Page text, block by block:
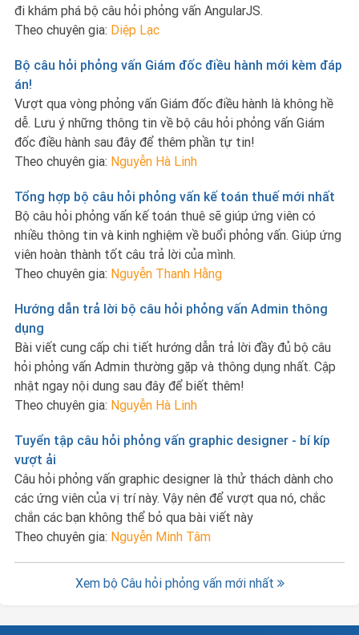
đi khám phá bộ câu hỏi phỏng vấn AngularJS.
Theo chuyên gia: Diệp Lạc
Bộ câu hỏi phỏng vấn Giám đốc điều hành mới kèm đáp
án!
Vượt qua vòng phỏng vấn Giám đốc điều hành là không hề
dễ. Lưu ý những thông tin về bộ câu hỏi phỏng vấn Giám
đốc điều hành sau đây để thêm phần tự tin!
Theo chuyên gia: Nguyễn Hà Linh
Tổng hợp bộ câu hỏi phỏng vấn kế toán thuế mới nhất
Bộ câu hỏi phỏng vấn kế toán thuê sẽ giúp ứng viên có
nhiều thông tin và kinh nghiệm về buổi phỏng vấn. Giúp ứng
viên hoàn thành tốt câu trả lời của mình.
Theo chuyên gia: Nguyễn Thanh Hằng
Hướng dẫn trả lời bộ câu hỏi phỏng vấn Admin thông
dụng
Bài viết cung cấp chi tiết hướng dẫn trả lời đầy đủ bộ câu
hỏi phỏng vấn Admin thường gặp và thông dụng nhất. Cập
nhật ngay nội dung sau đây để biết thêm!
Theo chuyên gia: Nguyễn Hà Linh
Tuyển tập câu hỏi phỏng vấn graphic designer - bí kíp
vượt ải
Câu hỏi phỏng vấn graphic designer là thử thách dành cho
các ứng viên của vị trí này. Vậy nên để vượt qua nó, chắc
chắn các bạn không thể bỏ qua bài viết này
Theo chuyên gia: Nguyễn Minh Tâm
Xem bộ Câu hỏi phỏng vấn mới nhất